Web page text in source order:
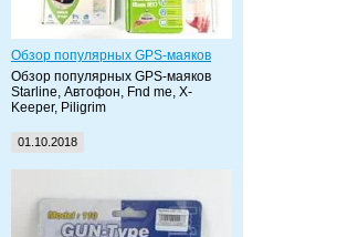
Обзор популярных GPS-маяков
Обзор популярных GPS-маяков
Starline, Автофон, Fnd me, X-
Keeper, Piligrim
01.10.2018